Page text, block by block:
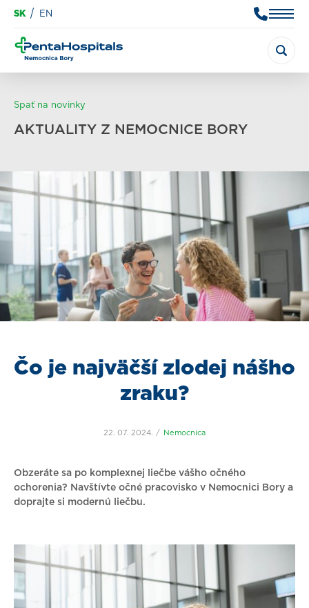
SK EN
Spať na novinky
AKTUALITY Z NEMOCNICE BORY
Čo je najväčší zlodej nášho
zraku?
22. 07. 2024. Nemocnica
Obzeráte sa po komplexnej liečbe vášho očného
ochorenia? Navštívte očné pracovisko v Nemocnici Bory a
doprajte si modernú liečbu.